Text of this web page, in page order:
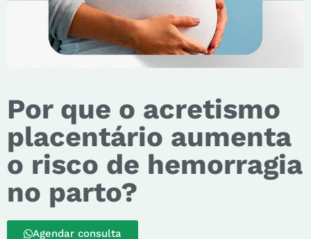
Por que o acretismo
placentário aumenta
o risco de hemorragia
no parto?
Agendar consulta